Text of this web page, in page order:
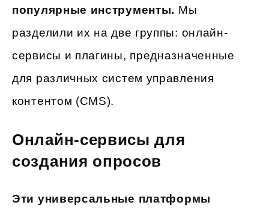
популярные инструменты. Мы
разделили их на две группы: онлайн-
сервисы и плагины, предназначенные
для различных систем управления
контентом (CMS).
Онлайн-сервисы для
создания опросов
Эти универсальные платформы